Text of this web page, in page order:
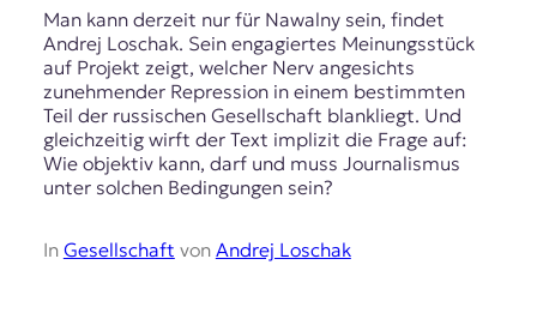
Man kann derzeit nur für Nawalny sein, findet
Andrej Loschak. Sein engagiertes Meinungsstück
auf Projekt zeigt, welcher Nerv angesichts
zunehmender Repression in einem bestimmten
Teil der russischen Gesellschaft blankliegt. Und
gleichzeitig wirft der Text implizit die Frage auf:
Wie objektiv kann, darf und muss Journalismus
unter solchen Bedingungen sein?
In Gesellschaft von Andrej Loschak